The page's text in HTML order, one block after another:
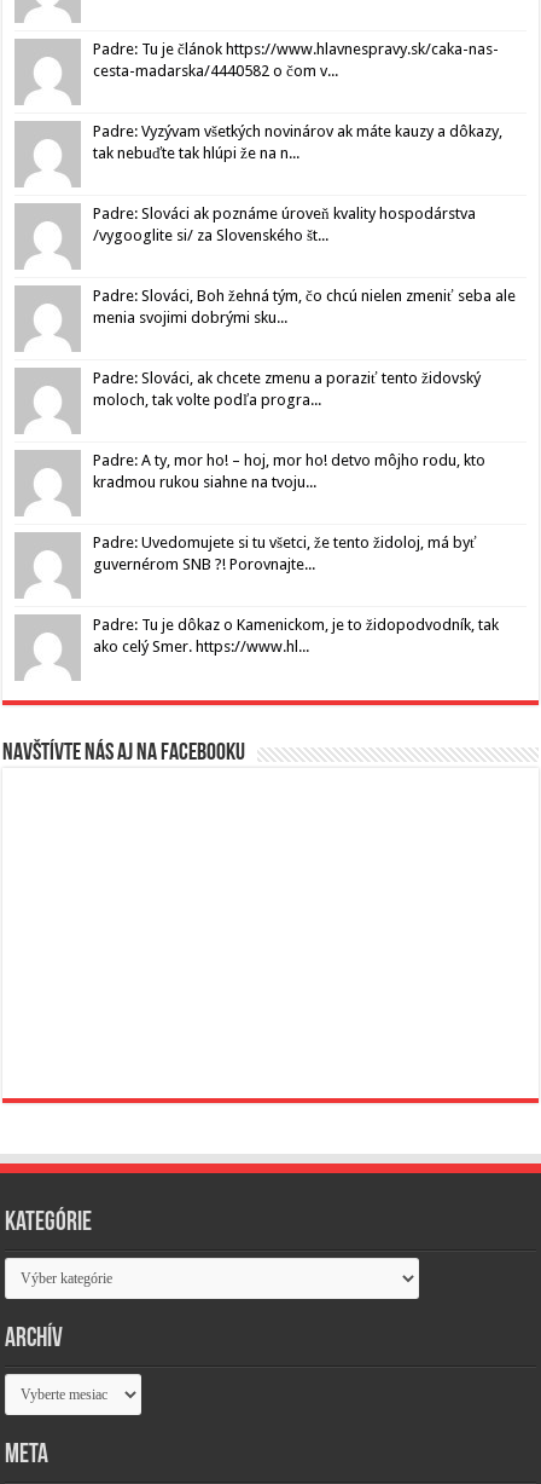
Padre: Tu je článok https://www.hlavnespravy.sk/caka-nas-
cesta-madarska/4440582 o čom v...
Padre: Vyzývam všetkých novinárov ak máte kauzy a dôkazy,
tak nebuďte tak hlúpi že na n...
Padre: Slováci ak poznáme úroveň kvality hospodárstva
/vygooglite si/ za Slovenského št...
Padre: Slováci, Boh žehná tým, čo chcú nielen zmeniť seba ale
menia svojimi dobrými sku...
Padre: Slováci, ak chcete zmenu a poraziť tento židovský
moloch, tak volte podľa progra...
Padre: A ty, mor ho! – hoj, mor ho! detvo môjho rodu, kto
kradmou rukou siahne na tvoju...
Padre: Uvedomujete si tu všetci, že tento židoloj, má byť
guvernérom SNB ?! Porovnajte...
Padre: Tu je dôkaz o Kamenickom, je to židopodvodník, tak
ako celý Smer. https://www.hl...
Navštívte nás aj na Facebooku
Kategórie
Kategórie
Archív
Archív
Meta